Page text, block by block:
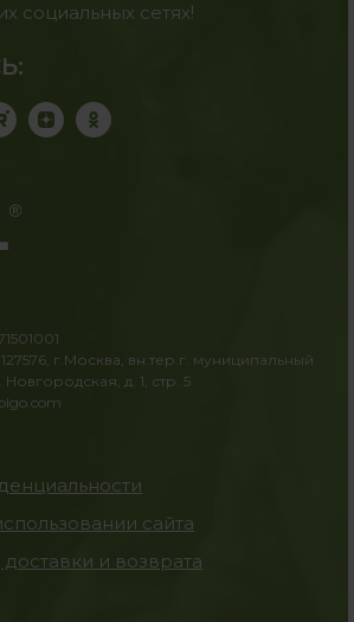
социальных сетях!
г.Москва, вн.тер.г. муниципальный
д. 1, стр. 5
сайта
доставки и возврата